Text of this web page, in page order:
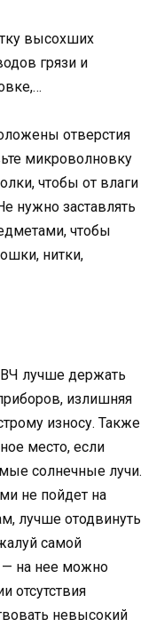
высохших
грязи и
отверстия
микроволновку
чтобы от влаги
нужно заставлять
чтобы
нитки,
лучше держать
излишняя
износу. Также
место, если
солнечные лучи.
не пойдет на
лучше отодвинуть
самой
— на нее можно
отсутствия
невысокий